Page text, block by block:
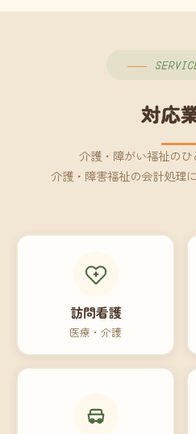
対応
介護・障がい福祉のひ
介護・障害福祉の会計処理
訪問看護
医療・介護